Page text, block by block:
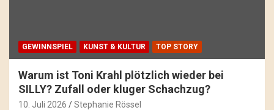
GEWINNSPIEL KUNST & KULTUR TOP STORY
Warum ist Toni Krahl plötzlich wieder bei
SILLY? Zufall oder kluger Schachzug?
10. Juli 2026 Stephanie Rössel